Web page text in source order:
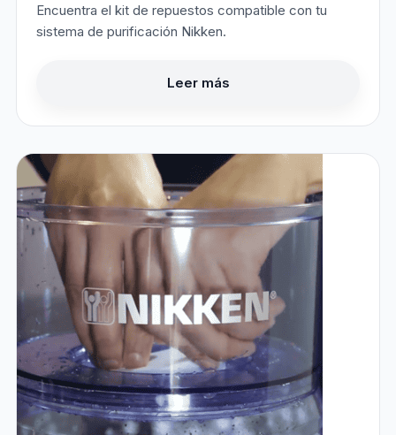
Encuentra el kit de repuestos compatible con tu
sistema de purificación Nikken.
Leer más